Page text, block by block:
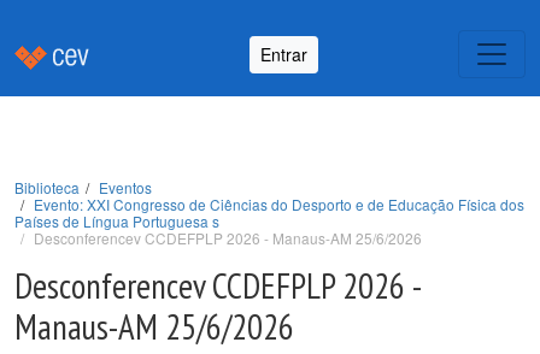
Entrar
Biblioteca
Eventos
Evento: XXI Congresso de Ciências do Desporto e de Educação Física dos
Países de Língua Portuguesa s
Desconferencev CCDEFPLP 2026 - Manaus-AM 25/6/2026
Desconferencev CCDEFPLP 2026 -
Manaus-AM 25/6/2026